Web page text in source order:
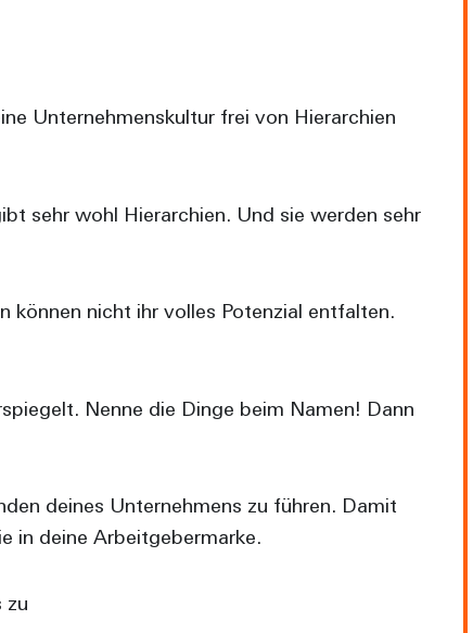
Unternehmenskultur frei von Hierarchien
sehr wohl Hierarchien. Und sie werden sehr
können nicht ihr volles Potenzial entfalten.
Nenne die Dinge beim Namen! Dann
deines Unternehmens zu führen. Damit
in deine Arbeitgebermarke.
zu